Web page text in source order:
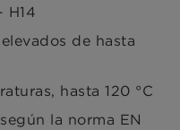
H14
de hasta
hasta 120 °C
la norma EN